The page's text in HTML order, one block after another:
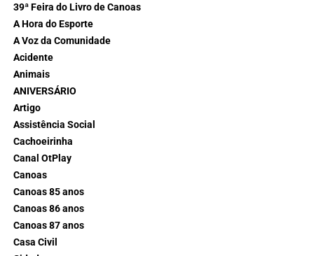
39ª Feira do Livro de Canoas
A Hora do Esporte
A Voz da Comunidade
Acidente
Animais
ANIVERSÁRIO
Artigo
Assistência Social
Cachoeirinha
Canal OtPlay
Canoas
Canoas 85 anos
Canoas 86 anos
Canoas 87 anos
Casa Civil